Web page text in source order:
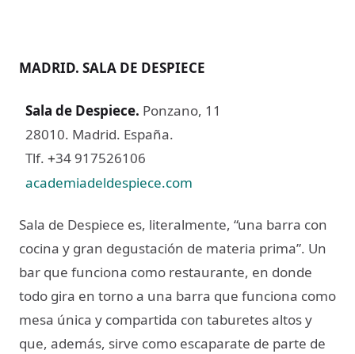
MADRID. SALA DE DESPIECE
Sala de Despiece. Ponzano, 11
28010. Madrid. España.
Tlf. +34 917526106
academiadeldespiece.com
Sala de Despiece es, literalmente, “una barra con
cocina y gran degustación de materia prima”. Un
bar que funciona como restaurante, en donde
todo gira en torno a una barra que funciona como
mesa única y compartida con taburetes altos y
que, además, sirve como escaparate de parte de